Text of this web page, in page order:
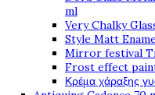
ml
Very Chalky
Style Matt
Mirror festival
Frost effect
Κρέμα χάραξης